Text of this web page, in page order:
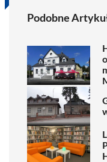
Podobne